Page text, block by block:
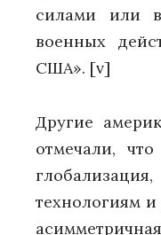
силами или в
военных
США». [v]
Другие
отмечали,
технологиям